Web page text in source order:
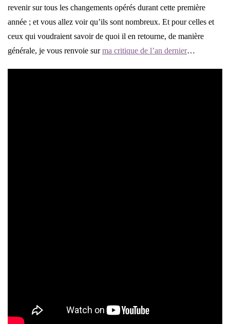
revenir sur tous les changements opérés durant cette première
année ; et vous allez voir qu’ils sont nombreux. Et pour celles et
ceux qui voudraient savoir de quoi il en retourne, de manière
générale, je vous renvoie surma critique de l’an dernier…